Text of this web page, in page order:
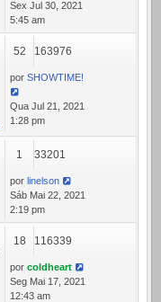
Sex Jul 30, 2021
5:45 am
52 163976
por SHOWTIME!
Qua Jul 21, 2021
1:28 pm
1 33201
por linelson
Sáb Mai 22, 2021
2:19 pm
18 116339
por coldheart
Seg Mai 17, 2021
12:43 am